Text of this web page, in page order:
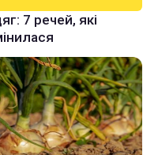
7 речей, які